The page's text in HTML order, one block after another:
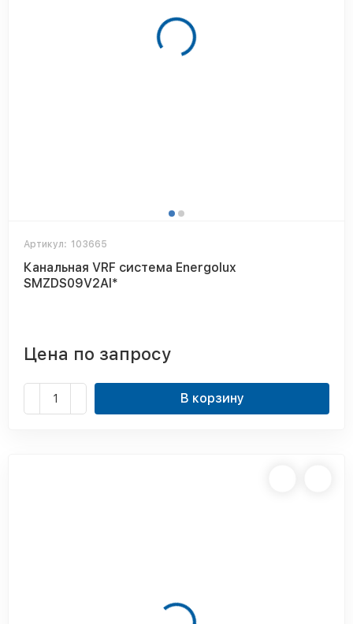
Артикул: 103665
Канальная VRF система Energolux
SMZDS09V2AI*
Цена по запросу
В корзину